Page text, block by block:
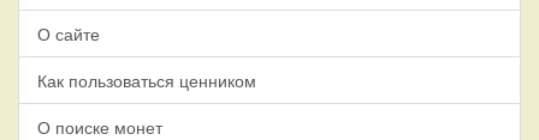
О сайте
Как пользоваться ценником
О поиске монет